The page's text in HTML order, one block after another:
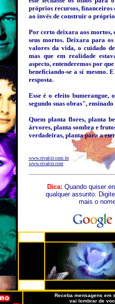
próprios recursos, financeiros
ao invés de construir o
Por certo deixara aos mortos,
seus mortos. Deixara para
valores da vida, o cuidado
mas que em realidade
aspecto, entenderemos por
beneficiando-se a si mesmo.
resposta.
Esse é o efeito bumerangue,
segundo suas obras", ensinado
Quem planta flores, planta
árvores, planta sombra e
verdadeiras, planta para a
www.rivalcir.com.br
www.rivalcir.com
Dica: Quando quiser
qualquer assunto.
mais o
Receba mensagens em
vai lembrar de